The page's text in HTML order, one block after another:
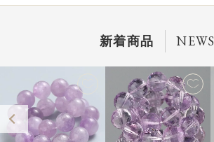
新着商品 NEWS